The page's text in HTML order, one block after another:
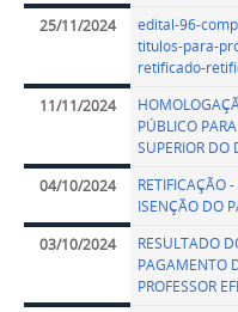
25/11/2024
edital-96-
titulos-para-
retificado-
11/11/2024
PÚBLICO
SUPERIOR
04/10/2024
RETIFICAÇÃO
ISENÇÃO DO
03/10/2024
RESULTADO
PAGAMENTO
PROFESSOR